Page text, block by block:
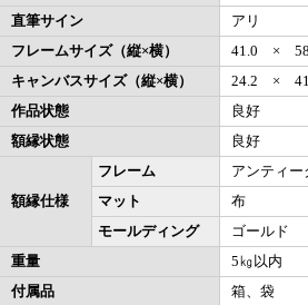
直筆サイン
アリ
フレームサイズ（縦×横）
41.0 ×
キャンバスサイズ（縦×横）
24.2 ×
作品状態
良好
額縁状態
良好
額縁仕様
フレーム
アンティ
マット
布
モールディング
ゴールド
重量
5㎏以内
付属品
箱、袋